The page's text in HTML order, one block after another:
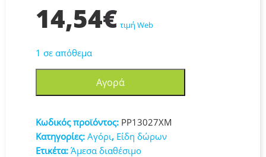
14,54€ τιμή Web
1 σε απόθεμα
Κεραμική
PP13027XM
ποσότητα
Αγορά
Κωδικός προϊόντος: PP13027XM
Κατηγορίες: Αγόρι, Είδη δώρων
Ετικέτα: Άμεσα διαθέσιμο